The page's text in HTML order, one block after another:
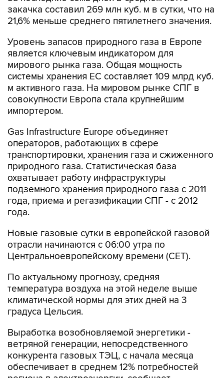
закачка составил 269 млн куб. м в сутки, что на
21,6% меньше среднего пятилетнего значения.
Уровень запасов природного газа в Европе
является ключевым индикатором для
мирового рынка газа. Общая мощность
системы хранения ЕС составляет 109 млрд куб.
м активного газа. На мировом рынке СПГ в
совокупности Европа стала крупнейшим
импортером.
Gas Infrastructure Europe объединяет
операторов, работающих в сфере
транспортировки, хранения газа и сжиженного
природного газа. Статистическая база
охватывает работу инфраструктуры
подземного хранения природного газа с 2011
года, приема и регазификации СПГ - с 2012
года.
Новые газовые сутки в европейской газовой
отрасли начинаются c 06:00 утра по
Центральноевропейскому времени (CET).
По актуальному прогнозу, средняя
температура воздуха на этой неделе выше
климатической нормы для этих дней на 3
градуса Цельсия.
Выработка возобновляемой энергетики -
ветряной генерации, непосредственного
конкурента газовых ТЭЦ, с начала месяца
обеспечивает в среднем 12% потребностей